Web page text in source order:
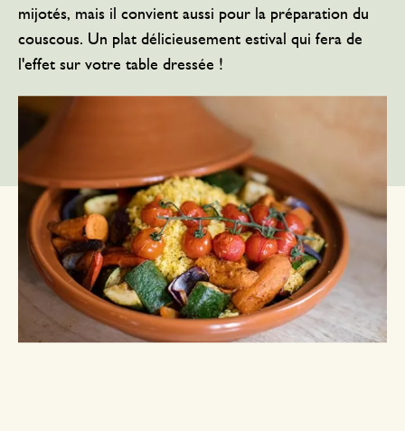
mijotés, mais il convient aussi pour la préparation du
couscous. Un plat délicieusement estival qui fera de
l'effet sur votre table dressée !
± 60 à 75 minutes 4 personnes